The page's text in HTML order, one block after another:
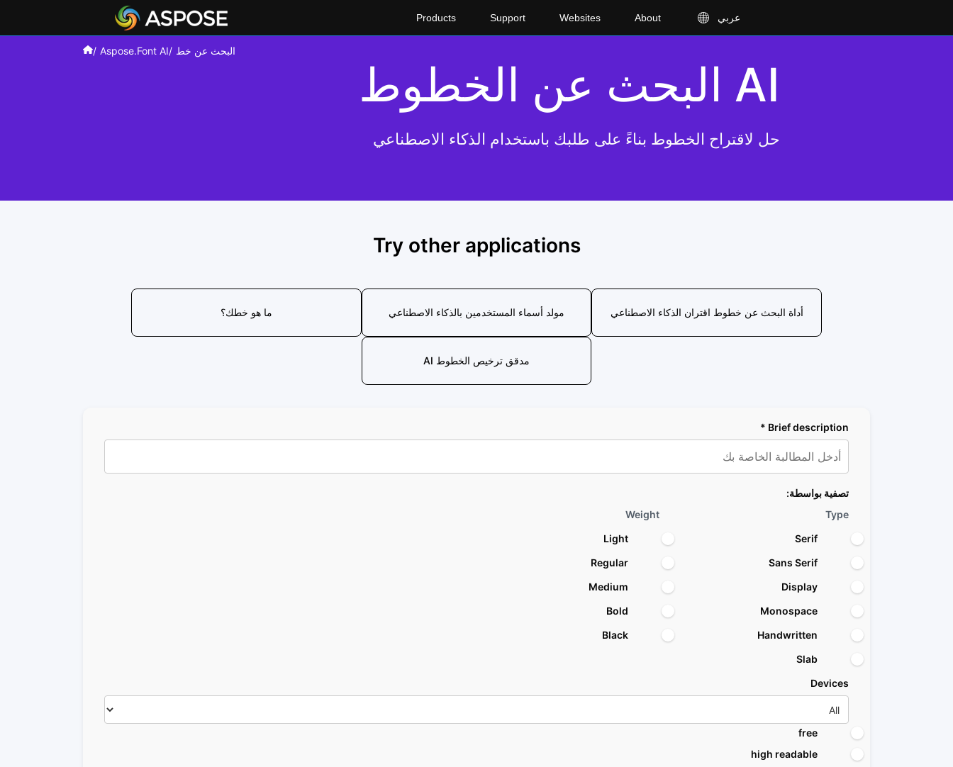
Products Support Websites About عربي
Aspose.Font AI البحث عن خط
AI البحث عن الخطوط
حل لاقتراح الخطوط بناءً على طلبك باستخدام الذكاء الاصطناعي
Try other applications
أداة البحث عن خطوط اقتران الذكاء الاصطناعي مولد أسماء المستخدمين بالذكاء الاصطناعي ما هو خطك؟
مدقق ترخيص الخطوط AI
Brief description *
تصفية بواسطة:
Type
Serif
Sans Serif
Display
Monospace
Handwritten
Slab
Weight
Light
Regular
Medium
Bold
Black
Devices
free
high readable